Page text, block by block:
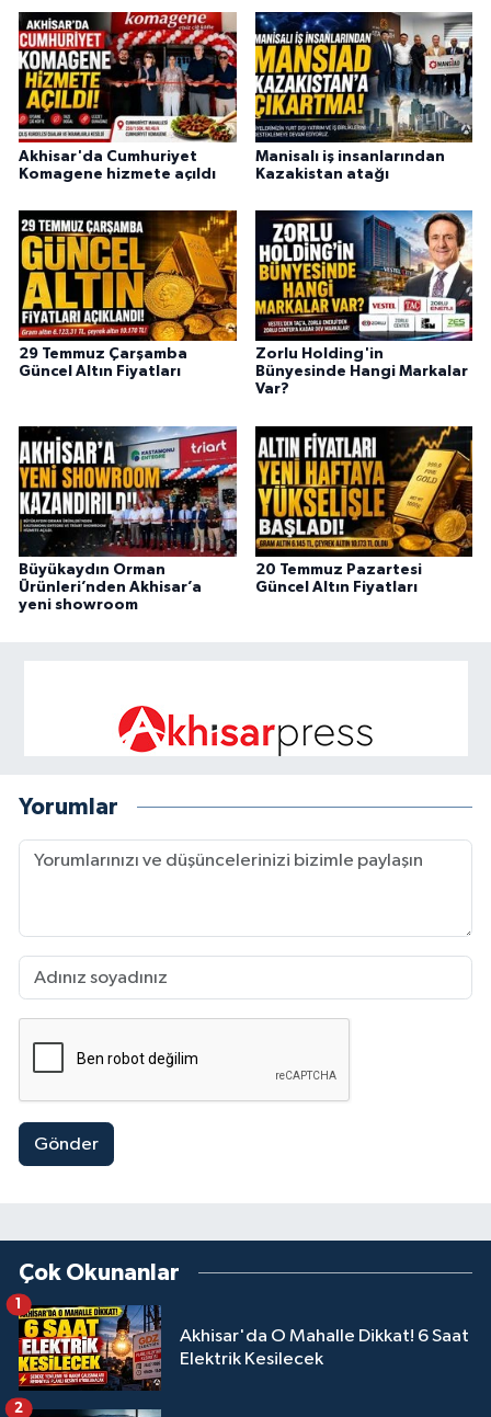
Akhisar'da Cumhuriyet
Komagene hizmete açıldı
Manisalı iş insanlarından
Kazakistan atağı
29 Temmuz Çarşamba
Güncel Altın Fiyatları
Zorlu Holding'in
Bünyesinde Hangi Markalar
Var?
Büyükaydın Orman
Ürünleri’nden Akhisar’a
yeni showroom
20 Temmuz Pazartesi
Güncel Altın Fiyatları
Yorumlar
Gönder
Çok Okunanlar
Akhisar'da O Mahalle Dikkat! 6 Saat
Elektrik Kesilecek
1
2